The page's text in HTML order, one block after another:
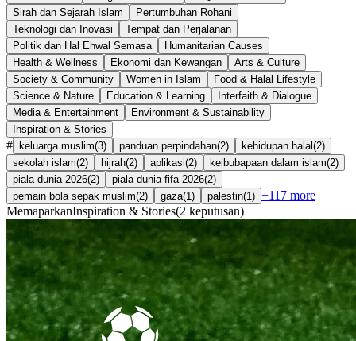
Sirah dan Sejarah Islam
Pertumbuhan Rohani
Teknologi dan Inovasi
Tempat dan Perjalanan
Politik dan Hal Ehwal Semasa
Humanitarian Causes
Health & Wellness
Ekonomi dan Kewangan
Arts & Culture
Society & Community
Women in Islam
Food & Halal Lifestyle
Science & Nature
Education & Learning
Interfaith & Dialogue
Media & Entertainment
Environment & Sustainability
Inspiration & Stories
# keluarga muslim(3) panduan perpindahan(2) kehidupan halal (2)
sekolah islam(2) hijrah(2) aplikasi(2) keibubapaan dalam islam(2)
piala dunia 2026(2) piala dunia fifa 2026(2)
pemain bola sepak muslim(2) gaza(1 ) palestin(1 ) +117 more
MemaparkanInspiration & Stories(2 keputusan)